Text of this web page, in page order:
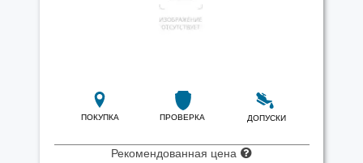
ПОКУПКА ПРОВЕРКА ДОПУСКИ
Рекомендованная цена